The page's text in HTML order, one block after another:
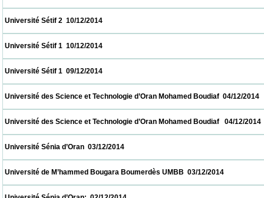
Université Sétif 2  10/12/2014
Université Sétif 1  10/12/2014
Université Sétif 1  09/12/2014
Université des Science et Technologie d’Oran Mohamed Boudiaf
Université des Science et Technologie d’Oran Mohamed Boudiaf
Université Sénia d’Oran  03/12/2014
Université de M’hammed Bougara Boumerdès UMBB  03/12/